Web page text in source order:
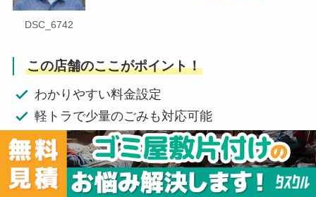
DSC_6742
この店舗のここがポイント！
わかりやすい料金設定
軽トラで少量のごみも対応可能
家具の解体も可能
総合評価